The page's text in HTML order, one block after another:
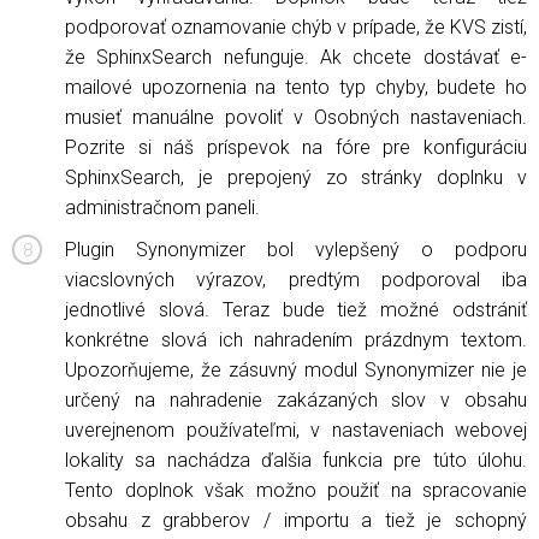
podporovať oznamovanie chýb v prípade, že KVS zistí,
že SphinxSearch nefunguje. Ak chcete dostávať e-
mailové upozornenia na tento typ chyby, budete ho
musieť manuálne povoliť v Osobných nastaveniach.
Pozrite si náš príspevok na fóre pre konfiguráciu
SphinxSearch, je prepojený zo stránky doplnku v
administračnom paneli.
Plugin Synonymizer bol vylepšený o podporu
viacslovných výrazov, predtým podporoval iba
jednotlivé slová. Teraz bude tiež možné odstrániť
konkrétne slová ich nahradením prázdnym textom.
Upozorňujeme, že zásuvný modul Synonymizer nie je
určený na nahradenie zakázaných slov v obsahu
uverejnenom používateľmi, v nastaveniach webovej
lokality sa nachádza ďalšia funkcia pre túto úlohu.
Tento doplnok však možno použiť na spracovanie
obsahu z grabberov / importu a tiež je schopný